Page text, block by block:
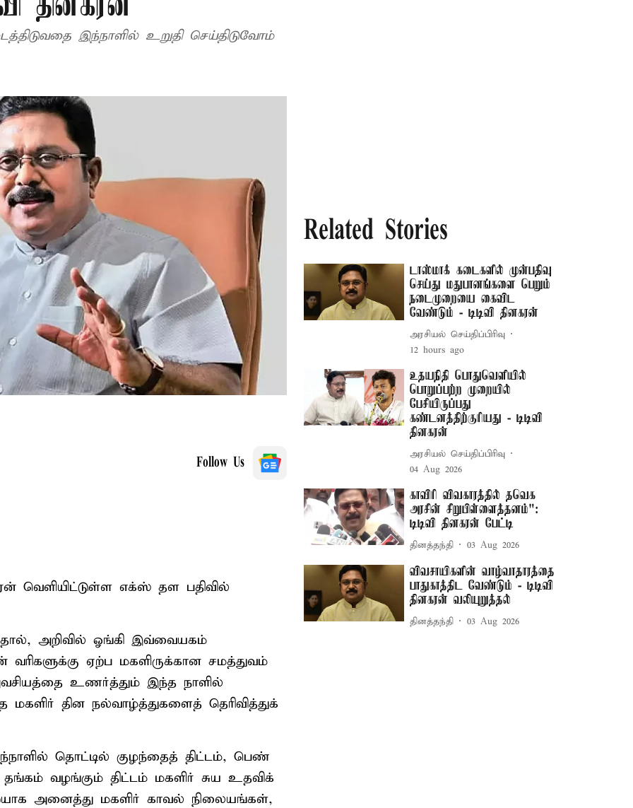
இந்நாளில் உறுதி செய்திடுவோம்
Follow Us
வெளியிட்டுள்ள எக்ஸ் தள பதிவில்
அறிவில் ஓங்கி இவ்வையகம்
வரிகளுக்கு ஏற்ப மகளிருக்கான சமத்துவம்
உணர்த்தும் இந்த நாளில்
தின நல்வாழ்த்துகளைத் தெரிவித்துக்
தொட்டில் குழந்தைத் திட்டம், பெண்
தங்கம் வழங்கும் திட்டம் மகளிர் சுய உதவிக்
அனைத்து மகளிர் காவல் நிலையங்கள்,
Related Stories
டாஸ்மாக் கடைகளில் முன்பதிவு
செய்து மதுபானங்களை பெறும்
நடைமுறையை கைவிட
வேண்டும் - டிடிவி தினகரன்
அரசியல் செய்திப்பிரிவு
12 hours ago
உதயநிதி பொதுவெளியில்
பொறுப்பற்ற முறையில்
பேசியிருப்பது
கண்டனத்திற்குரியது - டிடிவி
தினகரன்
அரசியல் செய்திப்பிரிவு
04 Aug 2026
காவிரி விவகாரத்தில் தவெக
அரசின் சிறுபிள்ளைத்தனம்":
டிடிவி தினகரன் பேட்டி
தினத்தந்தி 03 Aug 2026
விவசாயிகளின் வாழ்வாதாரத்தை
பாதுகாத்திட வேண்டும் - டிடிவி
தினகரன் வலியுறுத்தல்
தினத்தந்தி 03 Aug 2026